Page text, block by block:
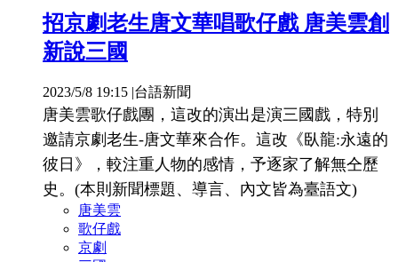
招京劇老生唐文華唱歌仔戲 唐美雲創
新說三國
2023/5/8 19:15 |台語新聞
唐美雲歌仔戲團，這改的演出是演三國戲，特別
邀請京劇老生-唐文華來合作。這改《臥龍:永遠的
彼日》，較注重人物的感情，予逐家了解無仝歷
史。(本則新聞標題、導言、內文皆為臺語文)
唐美雲
歌仔戲
京劇